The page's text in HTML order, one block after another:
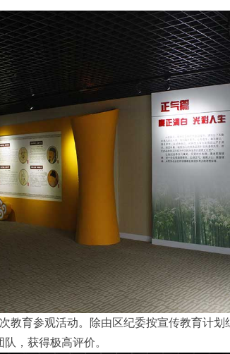
教育参观活动。除由区纪委按宣传教育计
，获得极高评价。